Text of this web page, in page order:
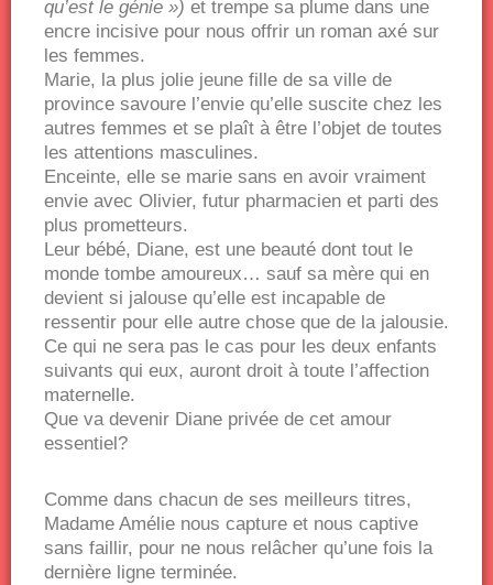
qu’est le génie ») et trempe sa plume dans une
encre incisive pour nous offrir un roman axé sur
les femmes.
Marie, la plus jolie jeune fille de sa ville de
province savoure l’envie qu’elle suscite chez les
autres femmes et se plaît à être l’objet de toutes
les attentions masculines.
Enceinte, elle se marie sans en avoir vraiment
envie avec Olivier, futur pharmacien et parti des
plus prometteurs.
Leur bébé, Diane, est une beauté dont tout le
monde tombe amoureux… sauf sa mère qui en
devient si jalouse qu’elle est incapable de
ressentir pour elle autre chose que de la jalousie.
Ce qui ne sera pas le cas pour les deux enfants
suivants qui eux, auront droit à toute l’affection
maternelle.
Que va devenir Diane privée de cet amour
essentiel?
Comme dans chacun de ses meilleurs titres,
Madame Amélie nous capture et nous captive
sans faillir, pour ne nous relâcher qu’une fois la
dernière ligne terminée.